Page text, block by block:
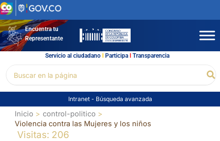
Ir
al
contenidoEncuentra tu
Representante
Servicio al ciudadano l Participal Transparencia
por:
Intranet - Búsqueda avanzada
Inicio
control-politico
Violencia contra las Mujeres y los niños
Visitas: 206